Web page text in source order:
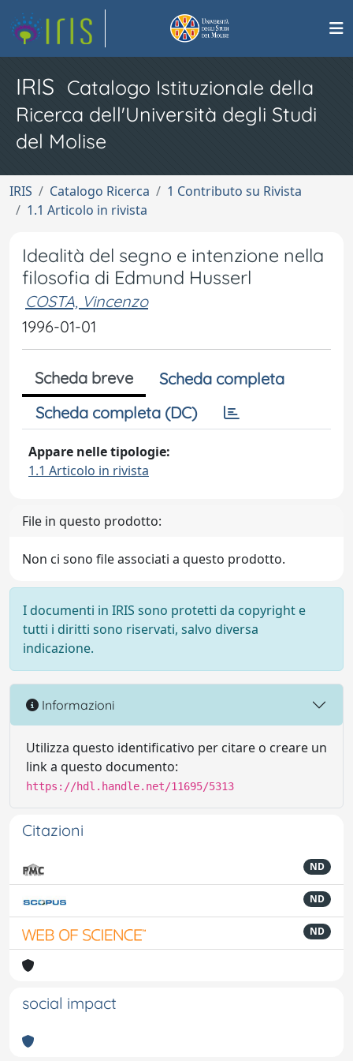
IRIS Catalogo Istituzionale della
Ricerca dell'Università degli Studi
del Molise
IRIS Catalogo Ricerca
1 Contributo su Rivista
1.1 Articolo in rivista
Idealità del segno e intenzione nella
filosofia di Edmund Husserl
COSTA, Vincenzo
1996-01-01
Scheda breve
Scheda completa
Scheda completa (DC)
Appare nelle tipologie:
1.1 Articolo in rivista
File in questo prodotto:
Non ci sono file associati a questo prodotto.
I documenti in IRIS sono protetti da copyright e
tutti i diritti sono riservati, salvo diversa
indicazione.
Informazioni
Utilizza questo identificativo per citare o creare un
link a questo documento:
https://hdl.handle.net/11695/5313
Citazioni
ND
ND
ND
social impact